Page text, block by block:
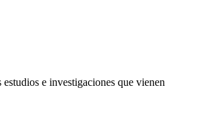
e investigaciones que vienen